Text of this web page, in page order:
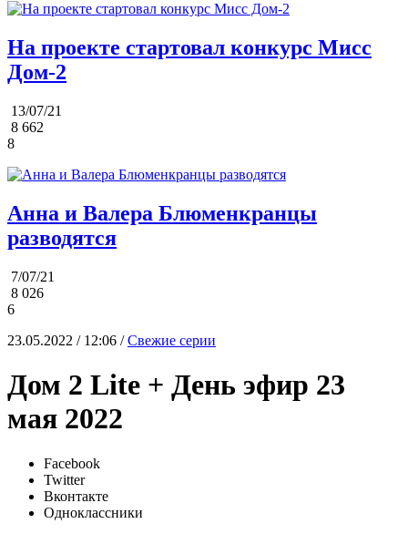
На проекте стартовал конкурс Мисс
Дом-2
13/07/21
8 662
8
Анна и Валера Блюменкранцы
разводятся
7/07/21
8 026
6
23.05.2022 / 12:06 /Свежие серии
Дом 2 Lite + День эфир 23
мая 2022
Facebook
Twitter
Вконтакте
Одноклассники